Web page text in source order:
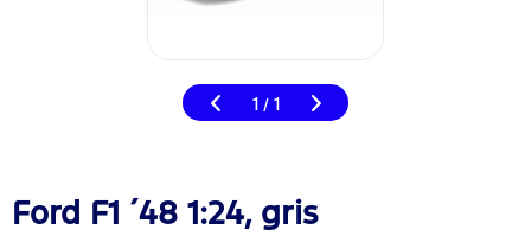
1 / 1
Ford F1 ´48 1:24, gris